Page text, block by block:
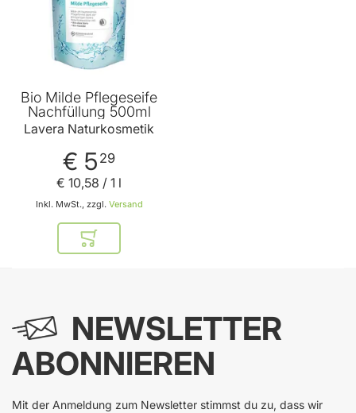
Bio Milde Pflegeseife
Nachfüllung 500ml
Lavera Naturkosmetik
€ 5 29
Inkl. MwSt., zzgl. Versand
€ 10,58 / 1 l
In den Warenkorb
NEWSLETTER
ABONNIEREN
Mit der Anmeldung zum Newsletter stimmst du zu, dass wir